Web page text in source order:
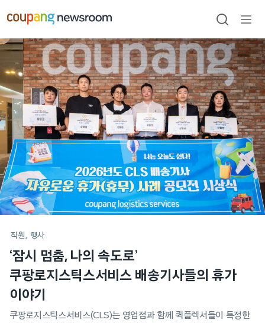
건너뛰기
검색
열기
메인
포스트
직원 행사
‘잠시 멈춤, 나의 속도로’
쿠팡로지스틱스서비스 배송기사들의 휴가
이야기
쿠팡로지스틱스서비스(CLS)는 영업점과 함께 퀵플렉서들이 특정한